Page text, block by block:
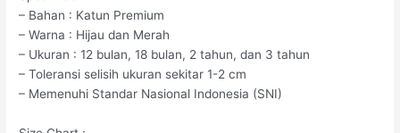
– Bahan : Katun Premium
– Warna : Hijau dan Merah
– Ukuran : 12 bulan, 18 bulan, 2 tahun, dan 3 tahun
– Toleransi selisih ukuran sekitar 1-2 cm
– Memenuhi Standar Nasional Indonesia (SNI)